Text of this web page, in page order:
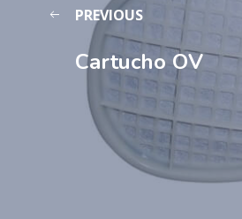
PREVIOUS
Cartucho OV